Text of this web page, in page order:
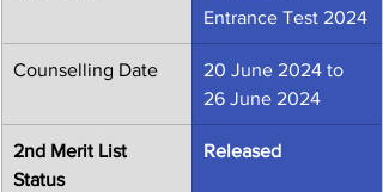
Entrance Test 2024
Counselling Date
20 June 2024 to
26 June 2024
2nd Merit List
Status
Released